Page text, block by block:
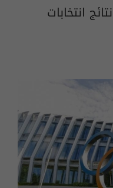
انتخابات